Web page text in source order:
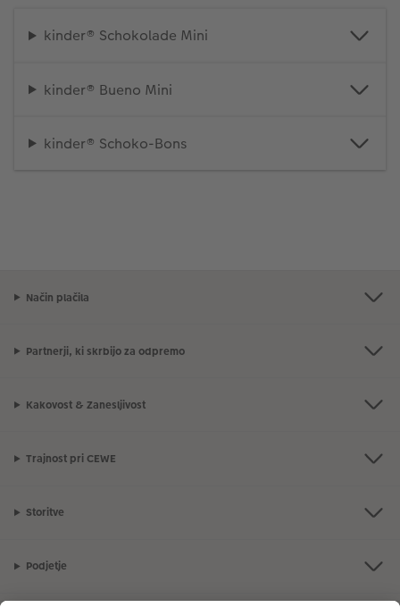
kinder® Schokolade Mini
kinder® Bueno Mini
kinder® Schoko-Bons
Način plačila
Partnerji, ki skrbijo za odpremo
Kakovost & Zanesljivost
Trajnost pri CEWE
Storitve
Podjetje